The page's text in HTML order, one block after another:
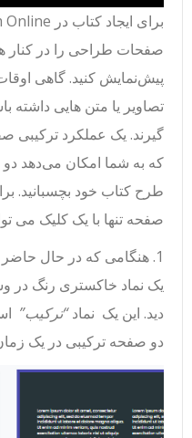
صفحات طراحی را در کنار
پیش‌نمایش کنید. گاهی
تصاویر یا متن هایی داشته
گیرند. یک عملکرد ترکیبی
که به شما امکان می‌دهد
طرح کتاب خود بچسبانید.
صفحه تنها با یک کلیک می
1. هنگامی که در حال حاضر
یک نماد خاکستری رنگ در
دید. این یک نماد“ترکیب”است
دو صفحه ترکیبی در یک زمان